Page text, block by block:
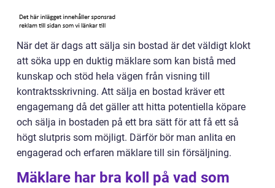
När det är dags att sälja sin bostad är det väldigt klokt
att söka upp en duktig mäklare som kan bistå med
kunskap och stöd hela vägen från visning till
kontraktsskrivning. Att sälja en bostad kräver ett
engagemang då det gäller att hitta potentiella köpare
och sälja in bostaden på ett bra sätt för att få ett så
högt slutpris som möjligt. Därför bör man anlita en
engagerad och erfaren mäklare till sin försäljning.
Mäklare har bra koll på vad som